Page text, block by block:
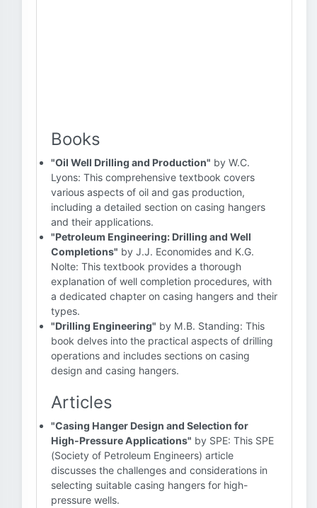
Books
"Oil Well Drilling and Production" by W.C.
Lyons: This comprehensive textbook covers
various aspects of oil and gas production,
including a detailed section on casing hangers
and their applications.
"Petroleum Engineering: Drilling and Well
Completions" by J.J. Economides and K.G.
Nolte: This textbook provides a thorough
explanation of well completion procedures, with
a dedicated chapter on casing hangers and their
types.
"Drilling Engineering" by M.B. Standing: This
book delves into the practical aspects of drilling
operations and includes sections on casing
design and casing hangers.
Articles
"Casing Hanger Design and Selection for
High-Pressure Applications" by SPE: This SPE
(Society of Petroleum Engineers) article
discusses the challenges and considerations in
selecting suitable casing hangers for high-
pressure wells.